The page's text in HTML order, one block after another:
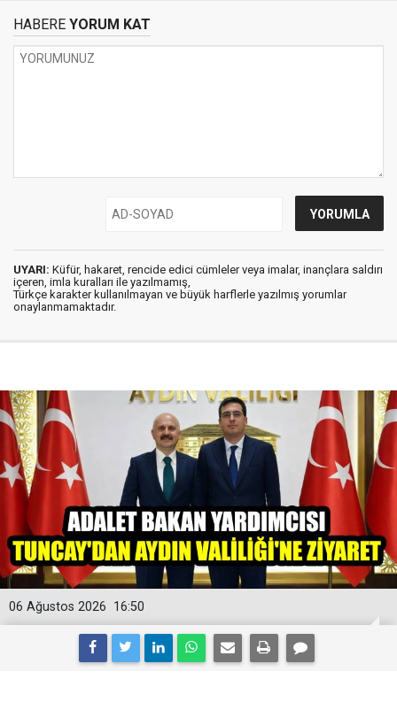
HABERE YORUM KAT
UYARI: Küfür, hakaret, rencide edici cümleler veya imalar, inançlara saldırı
içeren, imla kuralları ile yazılmamış,
Türkçe karakter kullanılmayan ve büyük harflerle yazılmış yorumlar
onaylanmamaktadır.
16:50
06 Ağustos 2026